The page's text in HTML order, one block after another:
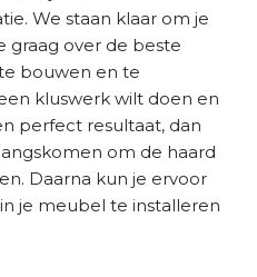
We staan klaar om je
graag over de beste
bouwen en te
kluswerk wilt doen en
perfect resultaat, dan
om de haard
Daarna kun je ervoor
je meubel te installeren